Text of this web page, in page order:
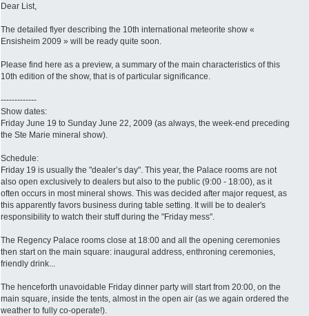
Dear List,
The detailed flyer describing the 10th international meteorite show «
Ensisheim 2009 » will be ready quite soon.
Please find here as a preview, a summary of the main characteristics of this
10th edition of the show, that is of particular significance.
-------------
Show dates:
Friday June 19 to Sunday June 22, 2009 (as always, the week-end preceding
the Ste Marie mineral show).
Schedule:
Friday 19 is usually the "dealer’s day". This year, the Palace rooms are not
also open exclusively to dealers but also to the public (9:00 - 18:00), as it
often occurs in most mineral shows. This was decided after major request, as
this apparently favors business during table setting. It will be to dealer's
responsibility to watch their stuff during the "Friday mess".
The Regency Palace rooms close at 18:00 and all the opening ceremonies
then start on the main square: inaugural address, enthroning ceremonies,
friendly drink...
The henceforth unavoidable Friday dinner party will start from 20:00, on the
main square, inside the tents, almost in the open air (as we again ordered the
weather to fully co-operate!).